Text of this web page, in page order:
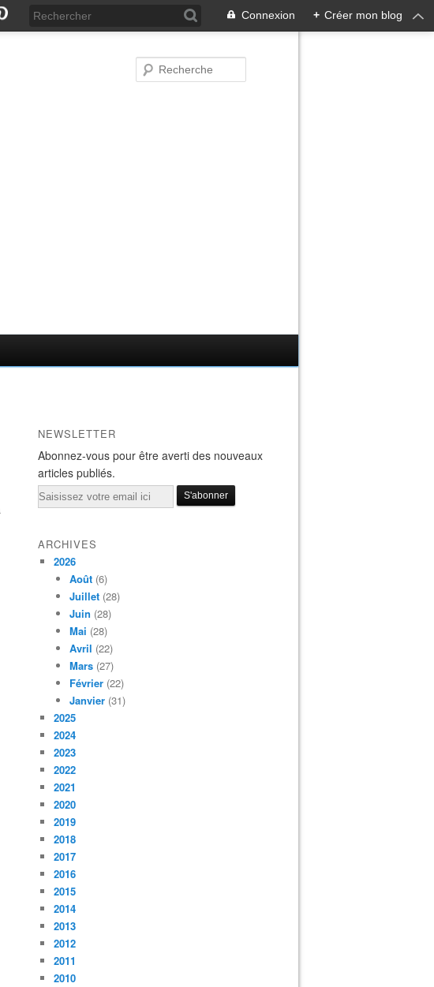
Connexion + Créer mon blog
NEWSLETTER
Abonnez-vous pour être averti des nouveaux
articles publiés.
Email
ARCHIVES
2026
Août (6)
Juillet (28)
Juin (28)
Mai (28)
Avril (22)
Mars (27)
Février (22)
Janvier (31)
2025
2024
2023
2022
2021
2020
2019
2018
2017
2016
2015
2014
2013
2012
2011
2010